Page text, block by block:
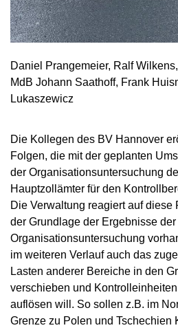
Daniel Prangemeier, Ralf
MdB Johann Saathoff, Frank
Lukaszewicz
Die Kollegen des BV Hannover
Folgen, die mit der geplanten
der Organisationsuntersuchung
Hauptzollämter für den
Die Verwaltung reagiert auf diese
der Grundlage der Ergebnisse der
Organisationsuntersuchung
im weiteren Verlauf auch das
Lasten anderer Bereiche in den
verschieben und
auflösen will. So sollen z.B. im
Grenze zu Polen und Tschechien